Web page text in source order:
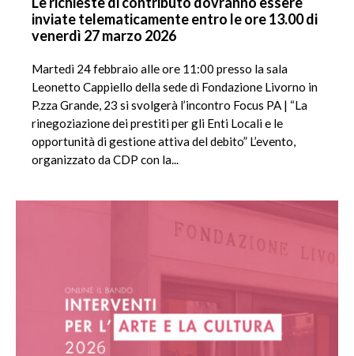
inviate telematicamente entro le ore 13.00 di
venerdì 27 marzo 2026
Martedì 24 febbraio alle ore 11:00 presso la sala
Leonetto Cappiello della sede di Fondazione Livorno in
P.zza Grande, 23 si svolgerà l’incontro Focus PA | “La
rinegoziazione dei prestiti per gli Enti Locali e le
opportunità di gestione attiva del debito” L’evento,
organizzato da CDP con la...